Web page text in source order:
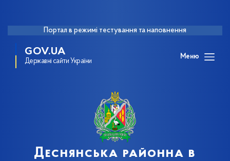
Портал в режимі тестування та наповнення
GOV.UA
Державні сайти України
Меню
Деснянська районна в